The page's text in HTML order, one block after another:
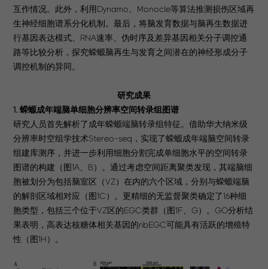
互作情况。此外，利用Dynamo、Monocle等算法推测损伤区域再
生神经细胞谱系分化机制。最后，将脑发育数据与脑再生数据进
行基因表达模式、RNA速率、伪时序及差异基因相关分子调控通
路等比较分析，探究蝾螈脑再生与发育之间潜在的神经形成分子
调控机制的异同。
研究成果
1. 蝾螈成年端脑单细胞分辨率空间转录组图谱
研究人员首先解析了成年蝾螈端脑转录组特征。借助华大纳米级
分辨率时空组学技术Stereo-seq，实现了蝾螈成年端脑空间转录
组建库测序，并进一步利用细胞分割完成单细胞水平的空间转录
图谱的构建（图1A、B）。通过考虑空间距离聚类发现，其端脑细
胞被划分为包括脑室区（VZ）在内的六个区域，分别与蝾螈端脑
的解剖区域相对应（图1C）。更精细的无监督聚类确定了16种细
胞类型，包括三个位于VZ区的EGC类群（图1F、G）。GO分析结
果表明，高表达核糖体相关基因的ribEGC可能具有活跃的增殖特
性（图1H）。